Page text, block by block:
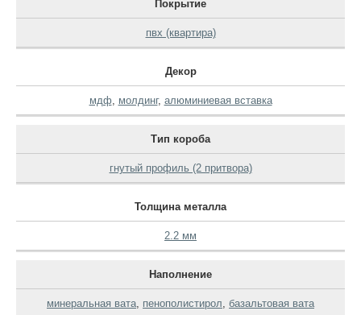
Покрытие
пвх (квартира)
Декор
мдф, молдинг, алюминиевая вставка
Тип короба
гнутый профиль (2 притвора)
Толщина металла
2.2 мм
Наполнение
минеральная вата, пенополистирол, базальтовая вата